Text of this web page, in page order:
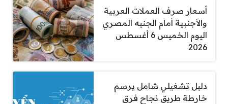
أسعار صرف العملات العربية
والأجنبية أمام الجنيه المصري
اليوم الخميس 6 أغسطس
2026
دليل تشغيلي شامل يرسم
خارطة طريق نجاح فرق